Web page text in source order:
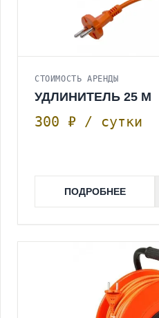
СТОИМОСТЬ АРЕНДЫ
УДЛИНИТЕЛЬ 25 М
300 ₽ / сутки
ПОДРОБНЕЕ